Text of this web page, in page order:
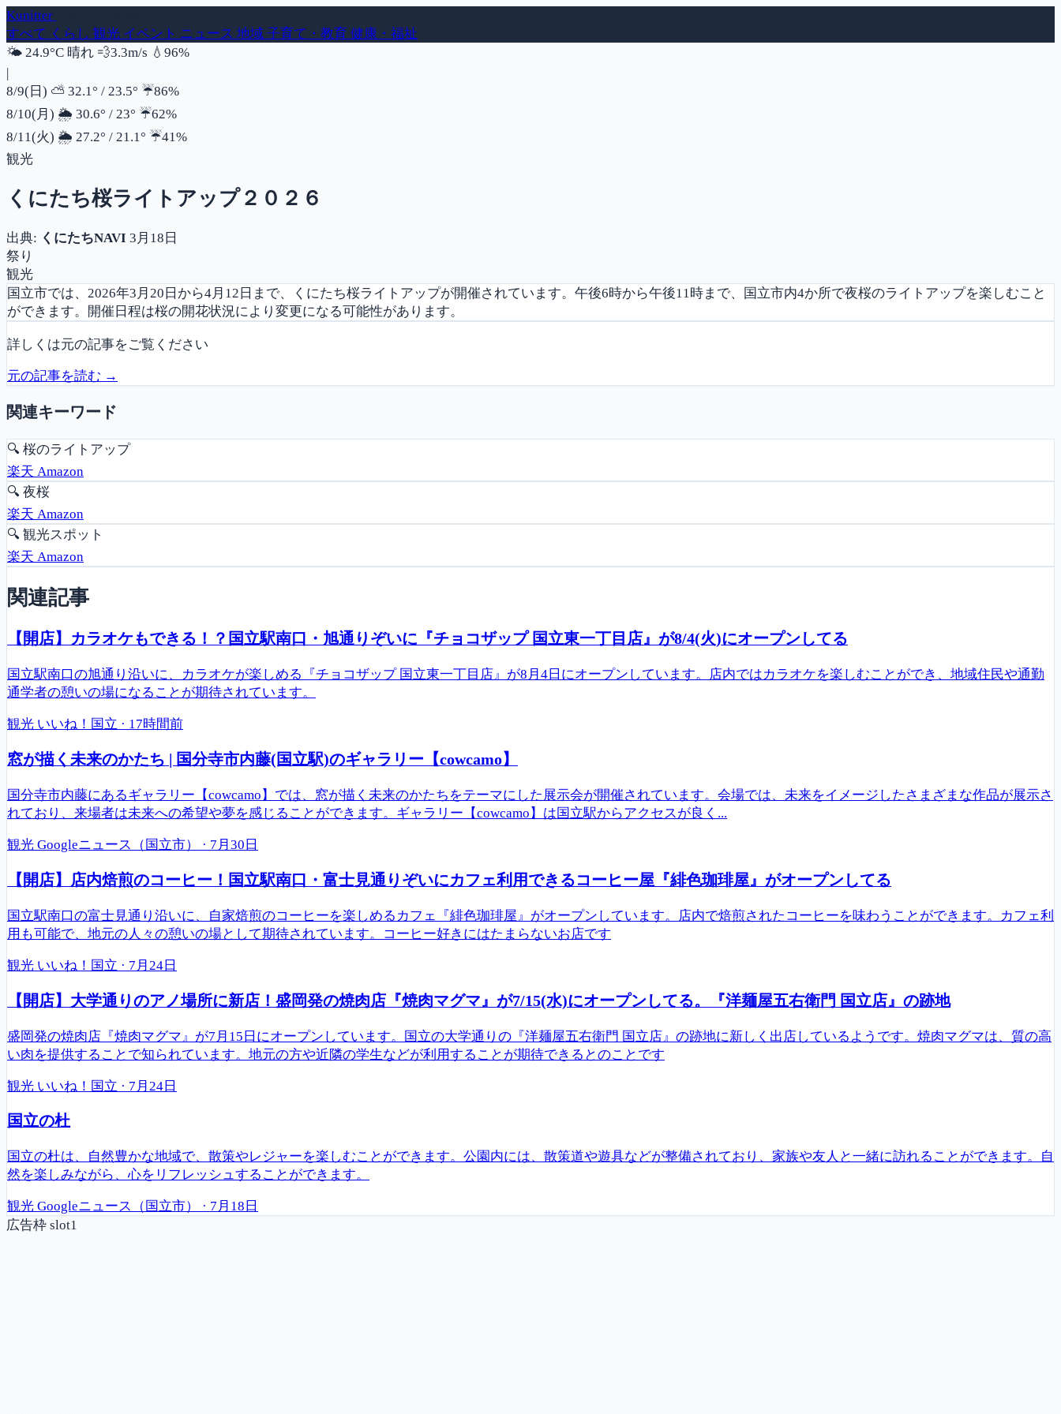
Kunitter
すべて くらし 観光 イベント ニュース 地域 子育て・教育 健康・福祉
🌤️ 24.9°C 晴れ 💨風速
3.3m/s 💧 湿度
96%
|
8/9(日) ⛅ 32.1° / 23.5° ☔降水確率
86%
8/10(月) 🌦️ 30.6° / 23° ☔降水確率
62%
8/11(火) 🌦️ 27.2° / 21.1° ☔降水確率
41%
観光
くにたち桜ライトアップ２０２６
出典: くにたちNAVI 3月18日
祭り
観光
国立市では、2026年3月20日から4月12日まで、くにたち桜ライトアップが開催されています。午後6時から午後11時まで、国立市内4か所で夜桜のライトアップを楽しむこと
ができます。開催日程は桜の開花状況により変更になる可能性があります。
詳しくは元の記事をご覧ください
元の記事を読む →
関連キーワード
🔍 桜のライトアップ
楽天 Amazon
🔍 夜桜
楽天 Amazon
🔍 観光スポット
楽天 Amazon
関連記事
【開店】カラオケもできる！？国立駅南口・旭通りぞいに『チョコザップ 国立東一丁目店』が8/4(火)にオープンしてる
国立駅南口の旭通り沿いに、カラオケが楽しめる『チョコザップ 国立東一丁目店』が8月4日にオープンしています。店内ではカラオケを楽しむことができ、地域住民や通勤
通学者の憩いの場になることが期待されています。
観光 いいね！国立 · 17時間前
窓が描く未来のかたち | 国分寺市内藤(国立駅)のギャラリー【cowcamo】
国分寺市内藤にあるギャラリー【cowcamo】では、窓が描く未来のかたちをテーマにした展示会が開催されています。会場では、未来をイメージしたさまざまな作品が展示さ
れており、来場者は未来への希望や夢を感じることができます。ギャラリー【cowcamo】は国立駅からアクセスが良く...
観光 Googleニュース（国立市） · 7月30日
【開店】店内焙煎のコーヒー！国立駅南口・富士見通りぞいにカフェ利用できるコーヒー屋『緋色珈琲屋』がオープンしてる
国立駅南口の富士見通り沿いに、自家焙煎のコーヒーを楽しめるカフェ『緋色珈琲屋』がオープンしています。店内で焙煎されたコーヒーを味わうことができます。カフェ利
用も可能で、地元の人々の憩いの場として期待されています。コーヒー好きにはたまらないお店です
観光 いいね！国立 · 7月24日
【開店】大学通りのアノ場所に新店！盛岡発の焼肉店『焼肉マグマ』が7/15(水)にオープンしてる。『洋麺屋五右衛門 国立店』の跡地
盛岡発の焼肉店『焼肉マグマ』が7月15日にオープンしています。国立の大学通りの『洋麺屋五右衛門 国立店』の跡地に新しく出店しているようです。焼肉マグマは、質の高
い肉を提供することで知られています。地元の方や近隣の学生などが利用することが期待できるとのことです
観光 いいね！国立 · 7月24日
国立の杜
国立の杜は、自然豊かな地域で、散策やレジャーを楽しむことができます。公園内には、散策道や遊具などが整備されており、家族や友人と一緒に訪れることができます。自
然を楽しみながら、心をリフレッシュすることができます。
観光 Googleニュース（国立市） · 7月18日
広告枠 slot1